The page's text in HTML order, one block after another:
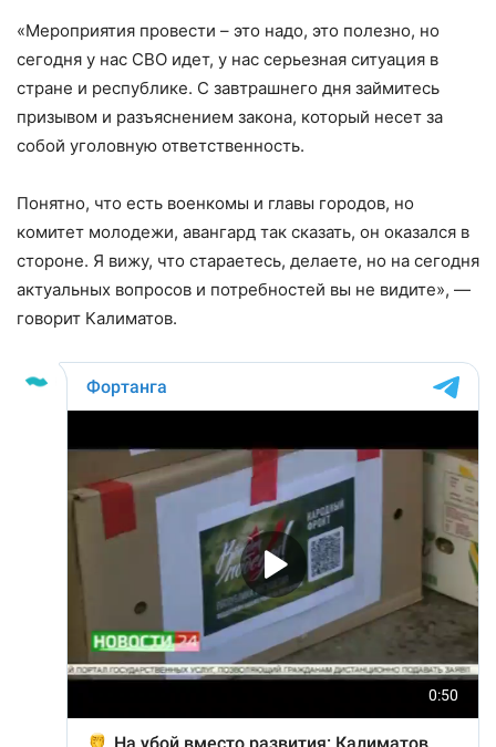
«Мероприятия провести – это надо, это полезно, но
сегодня у нас СВО идет, у нас серьезная ситуация в
стране и республике. С завтрашнего дня займитесь
призывом и разъяснением закона, который несет за
собой уголовную ответственность.
Понятно, что есть военкомы и главы городов, но
комитет молодежи, авангард так сказать, он оказался в
стороне. Я вижу, что стараетесь, делаете, но на сегодня
актуальных вопросов и потребностей вы не видите», —
говорит Калиматов.